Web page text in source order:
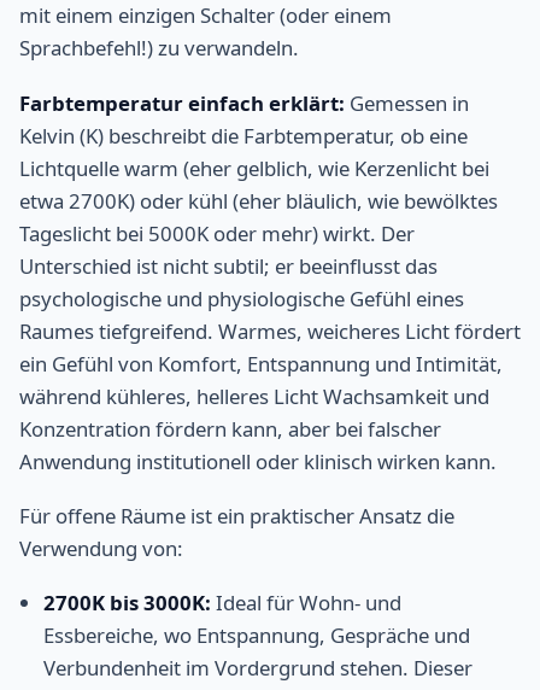
mit einem einzigen Schalter (oder einem
Sprachbefehl!) zu verwandeln.
Farbtemperatur einfach erklärt: Gemessen in
Kelvin (K) beschreibt die Farbtemperatur, ob eine
Lichtquelle warm (eher gelblich, wie Kerzenlicht bei
etwa 2700K) oder kühl (eher bläulich, wie bewölktes
Tageslicht bei 5000K oder mehr) wirkt. Der
Unterschied ist nicht subtil; er beeinflusst das
psychologische und physiologische Gefühl eines
Raumes tiefgreifend. Warmes, weicheres Licht fördert
ein Gefühl von Komfort, Entspannung und Intimität,
während kühleres, helleres Licht Wachsamkeit und
Konzentration fördern kann, aber bei falscher
Anwendung institutionell oder klinisch wirken kann.
Für offene Räume ist ein praktischer Ansatz die
Verwendung von:
2700K bis 3000K: Ideal für Wohn- und
Essbereiche, wo Entspannung, Gespräche und
Verbundenheit im Vordergrund stehen. Dieser